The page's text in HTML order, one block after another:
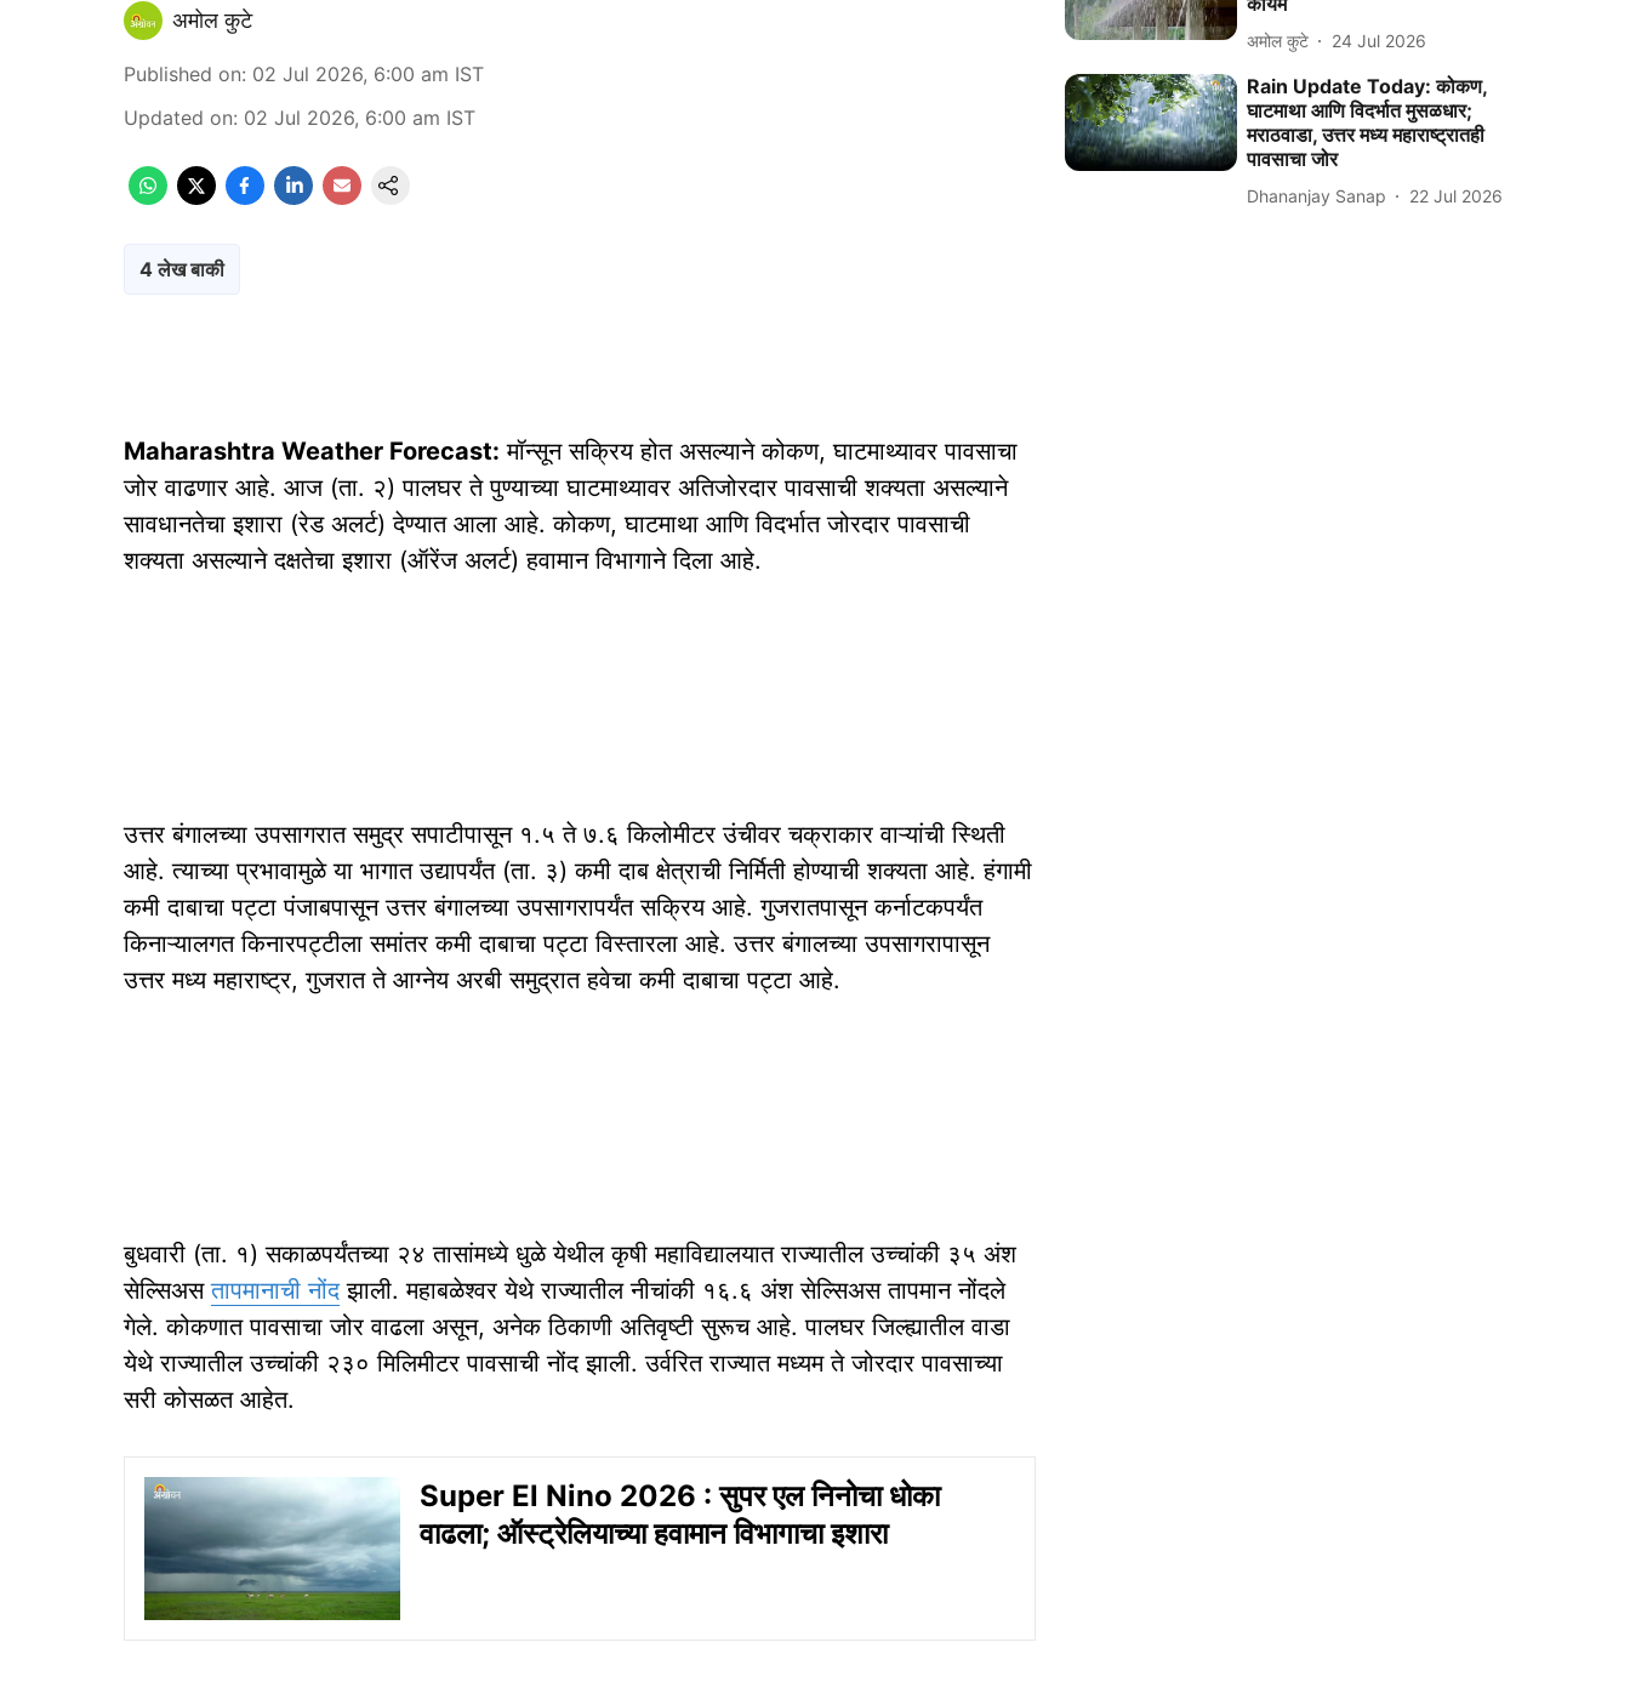
अमोल कुटे
Published on: 02 Jul 2026, 6:00 am IST
Updated on: 02 Jul 2026, 6:00 am IST
4 लेख बाकी
Maharashtra Weather Forecast: मॉन्सून सक्रिय होत असल्याने कोकण, घाटमाथ्यावर पावसाचा
जोर वाढणार आहे. आज (ता. २) पालघर ते पुण्याच्या घाटमाथ्यावर अतिजोरदार पावसाची शक्यता असल्याने
सावधानतेचा इशारा (रेड अलर्ट) देण्यात आला आहे. कोकण, घाटमाथा आणि विदर्भात जोरदार पावसाची
शक्यता असल्याने दक्षतेचा इशारा (ऑरेंज अलर्ट) हवामान विभागाने दिला आहे.
उत्तर बंगालच्या उपसागरात समुद्र सपाटीपासून १.५ ते ७.६ किलोमीटर उंचीवर चक्राकार वाऱ्यांची स्थिती
आहे. त्याच्या प्रभावामुळे या भागात उद्यापर्यंत (ता. ३) कमी दाब क्षेत्राची निर्मिती होण्याची शक्यता आहे. हंगामी
कमी दाबाचा पट्टा पंजाबपासून उत्तर बंगालच्या उपसागरापर्यंत सक्रिय आहे. गुजरातपासून कर्नाटकपर्यंत
किनाऱ्यालगत किनारपट्टीला समांतर कमी दाबाचा पट्टा विस्तारला आहे. उत्तर बंगालच्या उपसागरापासून
उत्तर मध्य महाराष्ट्र, गुजरात ते आग्नेय अरबी समुद्रात हवेचा कमी दाबाचा पट्टा आहे.
बुधवारी (ता. १) सकाळपर्यंतच्या २४ तासांमध्ये धुळे येथील कृषी महाविद्यालयात राज्यातील उच्चांकी ३५ अंश
सेल्सिअसतापमानाची नोंदझाली. महाबळेश्वर येथे राज्यातील नीचांकी १६.६ अंश सेल्सिअस तापमान नोंदले
गेले. कोकणात पावसाचा जोर वाढला असून, अनेक ठिकाणी अतिवृष्टी सुरूच आहे. पालघर जिल्ह्यातील वाडा
येथे राज्यातील उच्चांकी २३० मिलिमीटर पावसाची नोंद झाली. उर्वरित राज्यात मध्यम ते जोरदार पावसाच्या
सरी कोसळत आहेत.
Super El Nino 2026 : सुपर एल निनोचा धोका
वाढला; ऑस्ट्रेलियाच्या हवामान विभागाचा इशारा
अमोल कुटे 24 Jul 2026
Rain Update Today: कोकण,
घाटमाथा आणि विदर्भात मुसळधार;
मराठवाडा, उत्तर मध्य महाराष्ट्रातही
पावसाचा जोर
Dhananjay Sanap 22 Jul 2026